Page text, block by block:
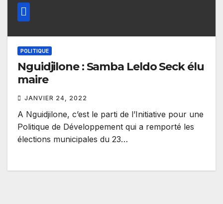
POLITIQUE
Nguidjilone : Samba Leldo Seck élu
maire
JANVIER 24, 2022
A Nguidjilone, c’est le parti de l’Initiative pour une
Politique de Développement qui a remporté les
élections municipales du 23…